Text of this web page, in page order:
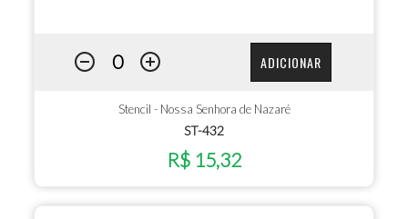
ADICIONAR
Stencil - Nossa Senhora de Nazaré
ST-432
R$ 15,32